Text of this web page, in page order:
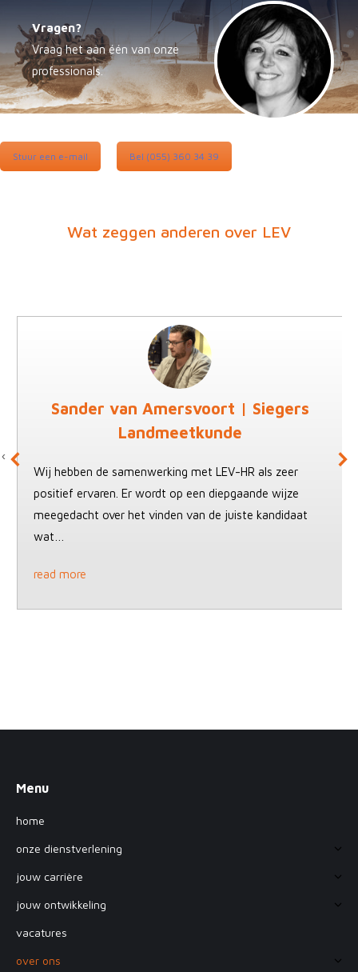
Vragen?
Vraag het aan één van onze
professionals.
Stuur een e-mail Bel (055) 360 34 39
Wat zeggen anderen over LEV
Sander van Amersvoort | Siegers
Landmeetkunde
Wij hebben de samenwerking met LEV-HR als zeer
positief ervaren. Er wordt op een diepgaande wijze
meegedacht over het vinden van de juiste kandidaat
wat…
read more
Menu
home
onze dienstverlening
jouw carrière
jouw ontwikkeling
vacatures
over ons